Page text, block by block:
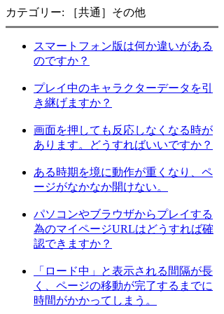
カテゴリー: ［共通］その他
スマートフォン版は何か違いがある
のですか？
プレイ中のキャラクターデータを引
き継げますか？
画面を押しても反応しなくなる時が
あります。どうすればいいですか？
ある時期を境に動作が重くなり、ペ
ージがなかなか開けない。
パソコンやブラウザからプレイする
為のマイページURLはどうすれば確
認できますか？
「ロード中」と表示される間隔が長
く、ページの移動が完了するまでに
時間がかかってしまう。